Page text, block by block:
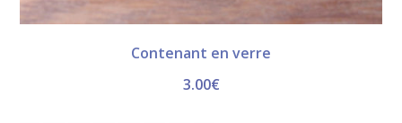
Contenant en verre
3.00€